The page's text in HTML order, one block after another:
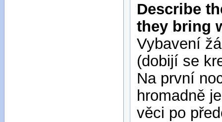
Describe
they bring
Vybavení
(dobijí se
Na první
hromadně
věci po